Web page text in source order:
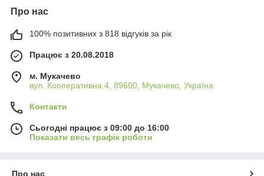
Про нас
100% позитивних з 818 відгуків за рік
Працює з 20.08.2018
м. Мукачево
вул. Кооперативна 4, 89600, Мукачево, Україна
Контакти
Сьогодні працює з 09:00 до 16:00
Показати весь графік роботи
Про нас